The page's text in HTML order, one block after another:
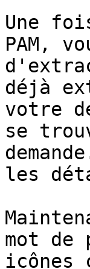
Une
PAM,
déjà
votre
se
les
mot de
icônes